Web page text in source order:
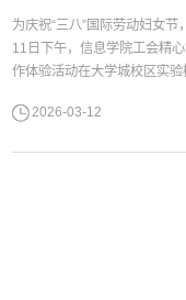
为庆祝“三八”国际劳动妇女
11日下午，信息学院工会精
作体验活动在大学城校区实
惊喜的时光。活动合影此次活
2026-03-12